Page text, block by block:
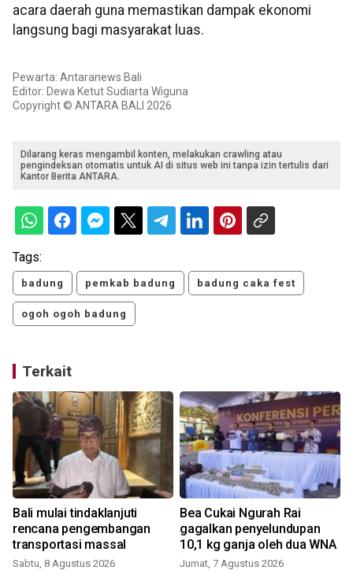
acara daerah guna memastikan dampak ekonomi
langsung bagi masyarakat luas.
Pewarta: Antaranews Bali
Editor: Dewa Ketut Sudiarta Wiguna
Copyright © ANTARA BALI 2026
Dilarang keras mengambil konten, melakukan crawling atau
pengindeksan otomatis untuk AI di situs web ini tanpa izin tertulis dari
Kantor Berita ANTARA.
Tags:
badung pemkab badung badung caka fest
ogoh ogoh badung
Terkait
Bali mulai tindaklanjuti
rencana pengembangan
transportasi massal
Sabtu, 8 Agustus 2026
Bea Cukai Ngurah Rai
gagalkan penyelundupan
10,1 kg ganja oleh dua WNA
Jumat, 7 Agustus 2026